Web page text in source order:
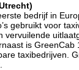
bedrijf in
gebruikt voor
vervuilende
is
taxibedrijven.